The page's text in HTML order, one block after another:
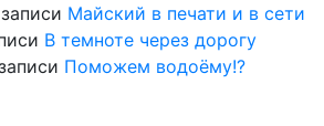
Майский в печати и в сети
В темноте через дорогу
Поможем водоёму!?